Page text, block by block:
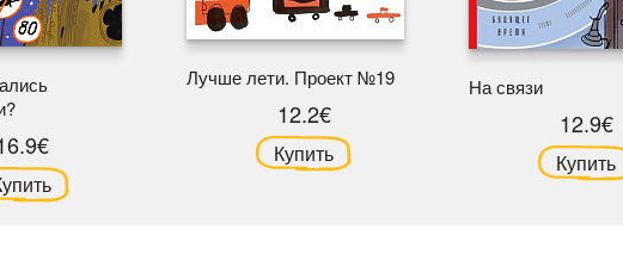
Лучше лети. Проект №19
12.2€
Купить
На связи
12.9€
Купить